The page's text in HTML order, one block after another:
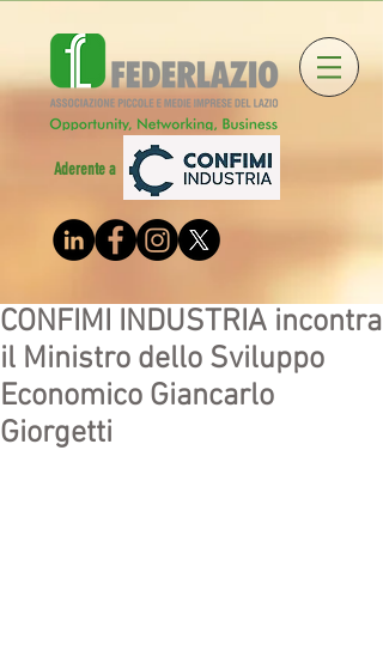
Aderente a
CONFIMI INDUSTRIA incontra
il Ministro dello Sviluppo
Economico Giancarlo
Giorgetti